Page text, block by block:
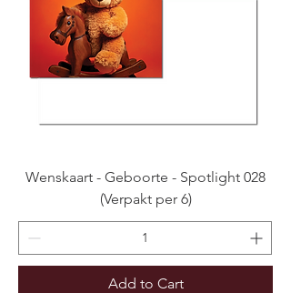
Wenskaart - Geboorte - Spotlight 028
(Verpakt per 6)
Add to Cart